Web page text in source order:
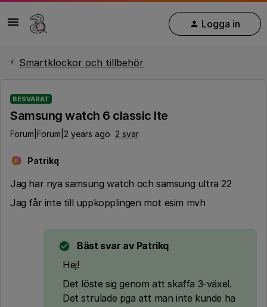
Logga in
Smartklockor och tillbehör
BESVARAT
Samsung watch 6 classic lte
Forum|Forum|2 years ago 2 svar
P Patrikq
Jag har nya samsung watch och samsung ultra 22
Jag får inte till uppkopplingen mot esim mvh
Bäst svar av Patrikq
Hej!
Det löste sig genom att skaffa 3-växel.
Det strulade pga att man inte kunde ha